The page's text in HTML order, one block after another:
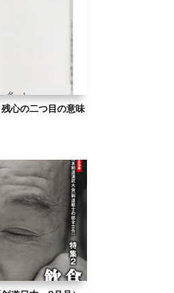
心の二つ目の意味